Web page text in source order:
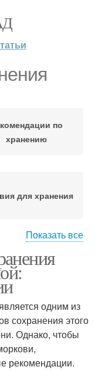
по
хранению
для хранения
на хранение
Показать все
одним из
сохранения этого
Однако, чтобы
рекомендации.